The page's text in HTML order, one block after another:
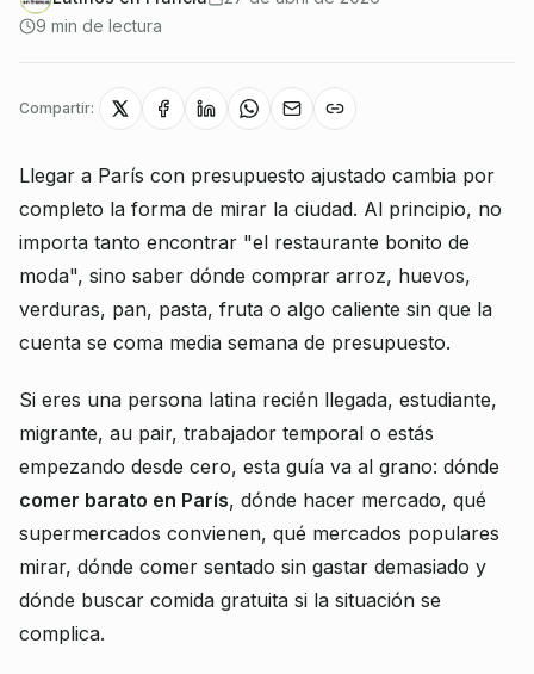
9 min de lectura
Compartir:
Llegar a París con presupuesto ajustado cambia por
completo la forma de mirar la ciudad. Al principio, no
importa tanto encontrar "el restaurante bonito de
moda", sino saber dónde comprar arroz, huevos,
verduras, pan, pasta, fruta o algo caliente sin que la
cuenta se coma media semana de presupuesto.
Si eres una persona latina recién llegada, estudiante,
migrante, au pair, trabajador temporal o estás
empezando desde cero, esta guía va al grano: dónde
comer barato en París, dónde hacer mercado, qué
supermercados convienen, qué mercados populares
mirar, dónde comer sentado sin gastar demasiado y
dónde buscar comida gratuita si la situación se
complica.